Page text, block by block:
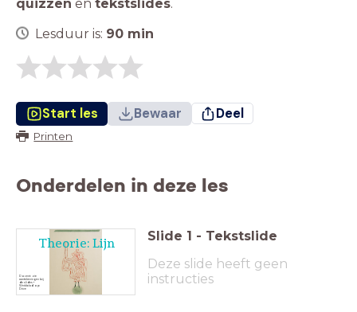
quizzen en tekstslides.
Lesduur is: 90 min
Start les Bewaar Deel
Printen
Onderdelen in deze les
Theorie: Lijn
Docent: zie
aantekeningen bij
de slides +
Werkblad op
Drive
Slide 1 - Tekstslide
Deze slide heeft geen
instructies